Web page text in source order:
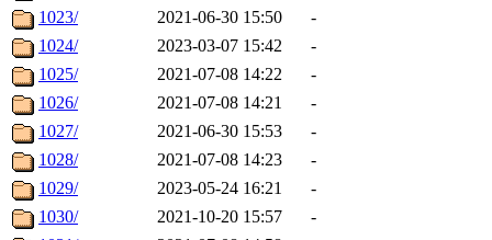
1023/
2021-06-30 15:50
-
1024/
2023-03-07 15:42
-
1025/
2021-07-08 14:22
-
1026/
2021-07-08 14:21
-
1027/
2021-06-30 15:53
-
1028/
2021-07-08 14:23
-
1029/
2023-05-24 16:21
-
1030/
2021-10-20 15:57
-